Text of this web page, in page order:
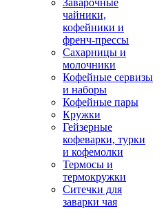
Заварочные
чайники,
кофейники и
френч-прессы
Сахарницы и
молочники
Кофейные сервизы
и наборы
Кофейные пары
Кружки
Гейзерные
кофеварки, турки
и кофемолки
Термосы и
термокружки
Ситечки для
заварки чая